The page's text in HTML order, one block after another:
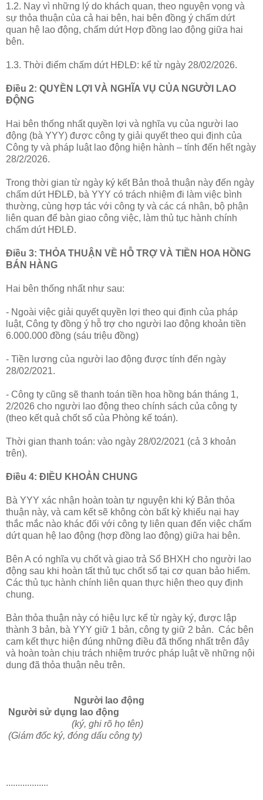
1.2. Nay vì những lý do khách quan, theo nguyện vọng và
sự thỏa thuận của cả hai bên, hai bên đồng ý chấm dứt
quan hệ lao động, chấm dứt Hợp đồng lao động giữa hai
bên.
1.3. Thời điểm chấm dứt HĐLĐ: kể từ ngày 28/02/2026.
Điều 2: QUYỀN LỢI VÀ NGHĨA VỤ CỦA NGƯỜI LAO
ĐỘNG
Hai bên thống nhất quyền lợi và nghĩa vụ của người lao
động (bà YYY) được công ty giải quyết theo qui định của
Công ty và pháp luật lao động hiện hành – tính đến hết ngày
28/2/2026.
Trong thời gian từ ngày ký kết Bản thoả thuận này đến ngày
chấm dứt HĐLĐ, bà YYY có trách nhiệm đi làm việc bình
thường, cùng hợp tác với công ty và các cá nhân, bộ phận
liên quan để bàn giao công việc, làm thủ tục hành chính
chấm dứt HĐLĐ.
Điều 3: THỎA THUẬN VỀ HỖ TRỢ VÀ TIỀN HOA HỒNG
BÁN HÀNG
Hai bên thống nhất như sau:
- Ngoài việc giải quyết quyền lợi theo qui định của pháp
luật, Công ty đồng ý hỗ trợ cho người lao động khoản tiền
6.000.000 đồng (sáu triệu đồng)
- Tiền lương của người lao động được tính đến ngày
28/02/2021.
- Công ty cũng sẽ thanh toán tiền hoa hồng bán tháng 1,
2/2026 cho người lao động theo chính sách của công ty
(theo kết quả chốt sổ của Phòng kế toán).
Thời gian thanh toán: vào ngày 28/02/2021 (cả 3 khoản
trên).
Điều 4: ĐIỀU KHOẢN CHUNG
Bà YYY xác nhận hoàn toàn tự nguyện khi ký Bản thỏa
thuận này, và cam kết sẽ không còn bất kỳ khiếu nại hay
thắc mắc nào khác đối với công ty liên quan đến việc chấm
dứt quan hệ lao động (hợp đồng lao động) giữa hai bên.
Bên A có nghĩa vụ chốt và giao trả Sổ BHXH cho người lao
động sau khi hoàn tất thủ tục chốt sổ tại cơ quan bảo hiểm.
Các thủ tục hành chính liên quan thực hiện theo quy định
chung.
Bản thỏa thuận này có hiệu lực kể từ ngày ký, được lập
thành 3 bản, bà YYY giữ 1 bản, công ty giữ 2 bản. Các bên
cam kết thực hiện đúng những điều đã thống nhất trên đây
và hoàn toàn chịu trách nhiệm trước pháp luật về những nội
dung đã thỏa thuận nêu trên.
Người lao động
Người sử dụng lao động
(ký, ghi rõ họ tên)
(Giám đốc ký, đóng dấu công ty)
..................